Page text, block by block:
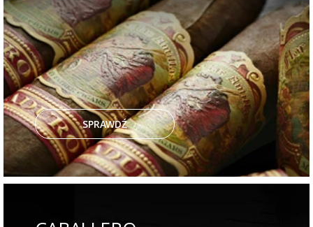
SPRAWDŹ